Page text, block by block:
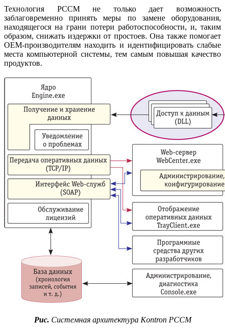
Технология PCCM не только дает возможность
заблаговременно принять меры по замене оборудования,
находящегося на грани потери работоспособности, и, таким
образом, снижать издержки от простоев. Она также помогает
OEM-производителям находить и идентифицировать слабые
места компьютерной системы, тем самым повышая качество
продуктов.
Рис. Системная архитектура Kontron PCCM